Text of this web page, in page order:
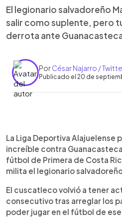
El legionario salvadoreño
salir como suplente, pero
derrota ante
PorCésar Najarro /
Publicado el 20 de
► Escuchar artículo
La Liga Deportiva Alajuelense
increíble contra
fútbol de Primera de Costa
milita el legionario
El cuscatleco volvió a tener
consecutivo tras arreglar los
poder jugar en el fútbol de